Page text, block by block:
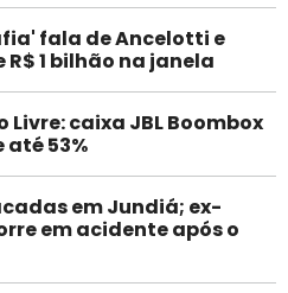
fala de Ancelotti e
1 bilhão na janela
caixa JBL Boombox
até 53%
em Jundiá; ex-
em acidente após o